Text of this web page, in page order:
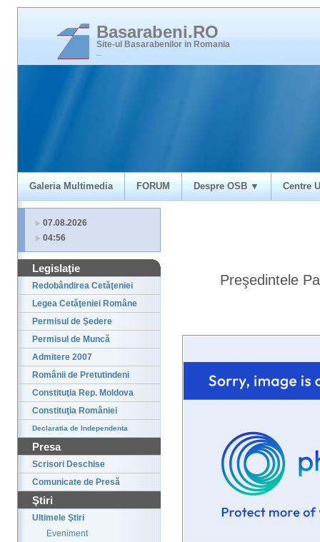
Basarabeni.RO
Site-ul Basarabenilor in Romania
Galeria Multimedia FORUM Despre OSB ▼ Centre
07.08.2026
04:56
Legislaţie
Redobândirea Cetăţeniei
Legea Cetăţeniei Române
Permisul de Şedere
Permisul de Muncă
Admitere 2007
Românii de Pretutindeni
Constituţia Rep. Moldova
Constituţia României
Declaratia de Independenta
Presa
Scrisori Deschise
Comunicate de Presă
Ştiri
Ultimele Ştiri
Eveniment
Preşedintele